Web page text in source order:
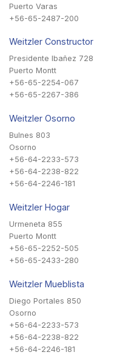
Puerto Varas
+56-65-2487-200
Weitzler Constructor
Presidente Ibañez 728
Puerto Montt
+56-65-2254-067
+56-65-2267-386
Weitzler Osorno
Bulnes 803
Osorno
+56-64-2233-573
+56-64-2238-822
+56-64-2246-181
Weitzler Hogar
Urmeneta 855
Puerto Montt
+56-65-2252-505
+56-65-2433-280
Weitzler Mueblista
Diego Portales 850
Osorno
+56-64-2233-573
+56-64-2238-822
+56-64-2246-181